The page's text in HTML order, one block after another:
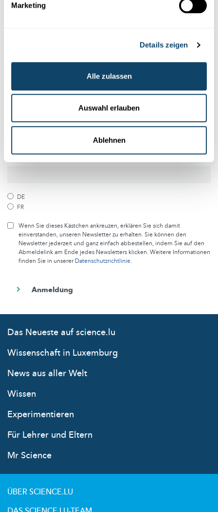
Marketing
Details zeigen
Alle zulassen
Auswahl erlauben
Ablehnen
Folge der Welt der Wissenschaft
und Forschung in Luxemburg
Melde dich kostenlos bei unserem Newsletter an und
Abonniere unseren Newsletter
DE
FR
Wenn Sie dieses Kästchen ankreuzen, erklären Sie sich damit
einverstanden, unseren Newsletter zu erhalten. Sie können den
Newsletter jederzeit und ganz einfach abbestellen, indem Sie auf den
Abmeldelink am Ende jedes Newsletters klicken. Weitere Informationen
finden Sie in unsererDatenschutzrichtlinie.
Das Neueste auf science.lu
Wissenschaft in Luxemburg
News aus aller Welt
Wissen
Experimentieren
Für Lehrer und Eltern
Mr Science
ÜBER SCIENCE.LU